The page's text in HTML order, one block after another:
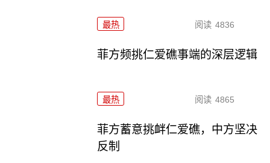
最热 阅读 4836
菲方频挑仁爱礁事端的深层逻辑
最热 阅读 4865
菲方蓄意挑衅仁爱礁，中方坚决
反制